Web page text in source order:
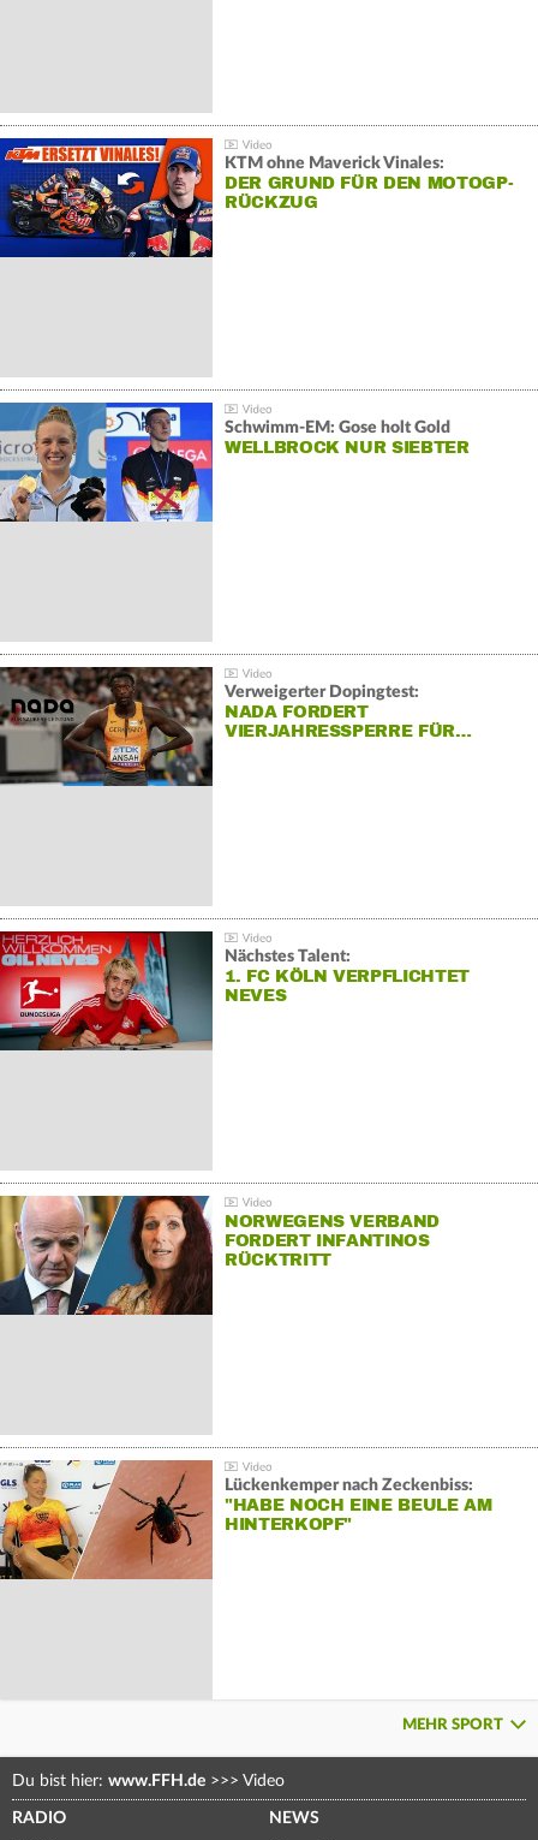
KTM ohne Maverick Vinales:
DER GRUND FÜR DEN MOTOGP-
RÜCKZUG
Schwimm-EM: Gose holt Gold
WELLBROCK NUR SIEBTER
Verweigerter Dopingtest:
NADA FORDERT
VIERJAHRESSPERRE FÜR…
Nächstes Talent:
1. FC KÖLN VERPFLICHTET
NEVES
NORWEGENS VERBAND
FORDERT INFANTINOS
RÜCKTRITT
Lückenkemper nach Zeckenbiss:
"HABE NOCH EINE BEULE AM
HINTERKOPF"
MEHR SPORT
Du bist hier: www.FFH.de >>> Video
RADIO NEWS